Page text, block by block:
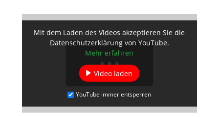
Mit dem Laden des Videos akzeptieren Sie die
Datenschutzerklärung von YouTube.
Mehr erfahren
Video laden
YouTube immer entsperren